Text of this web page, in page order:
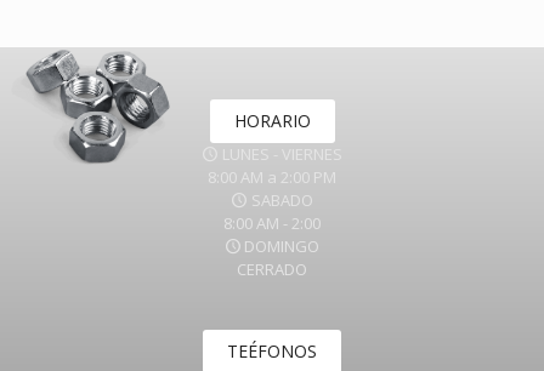
HORARIO
LUNES - VIERNES
8:00 AM a 2:00 PM
SABADO
8:00 AM - 2:00
DOMINGO
CERRADO
TEÉFONOS